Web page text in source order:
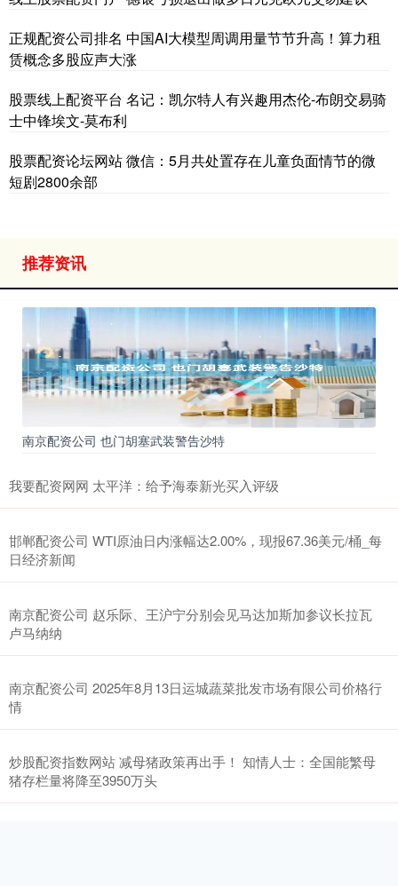
正规配资公司排名 中国AI大模型周调用量节节升高！算力租
赁概念多股应声大涨
股票线上配资平台 名记：凯尔特人有兴趣用杰伦-布朗交易骑
士中锋埃文-莫布利
股票配资论坛网站 微信：5月共处置存在儿童负面情节的微
短剧2800余部
推荐资讯
南京配资公司 也门胡塞武装警告沙特
我要配资网网 太平洋：给予海泰新光买入评级
邯郸配资公司 WTI原油日内涨幅达2.00%，现报67.36美元/桶_每
日经济新闻
南京配资公司 赵乐际、王沪宁分别会见马达加斯加参议长拉瓦
卢马纳纳
南京配资公司 2025年8月13日运城蔬菜批发市场有限公司价格行
情
炒股配资指数网站 减母猪政策再出手！ 知情人士：全国能繁母
猪存栏量将降至3950万头